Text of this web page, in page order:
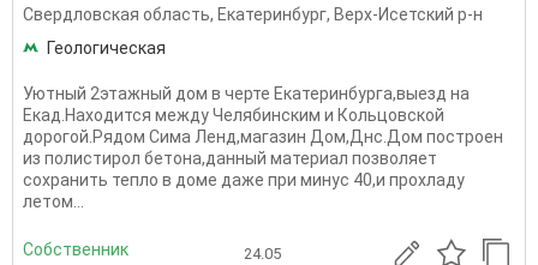
Свердловская область, Екатеринбург, Верх-Исетский р-н
Геологическая
Уютный 2этажный дом в черте Екатеринбурга,выезд на
Екад.Находится между Челябинским и Кольцовской
дорогой.Рядом Сима Ленд,магазин Дом,Днс.Дом построен
из полистирол бетона,данный материал позволяет
сохранить тепло в доме даже при минус 40,и прохладу
летом...
Собственник 24.05